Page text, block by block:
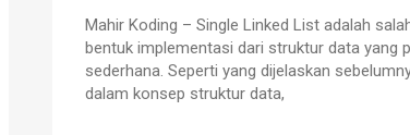
Mahir Koding – Single Linked List adalah
bentuk implementasi dari struktur data yang
sederhana. Seperti yang dijelaskan
dalam konsep struktur data,